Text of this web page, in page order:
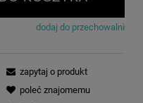
dodaj do przechowalni
zapytaj o produkt
poleć znajomemu